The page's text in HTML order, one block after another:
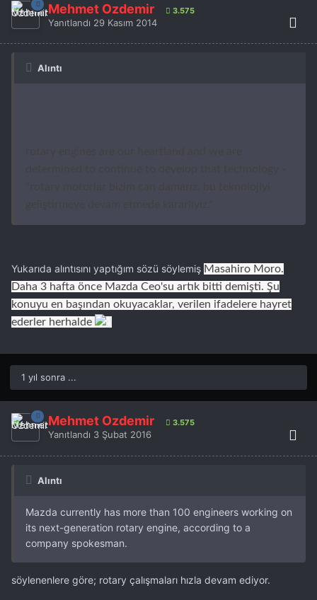
Mehmet Özdemir 3.575
Yanıtlandı 29 Kasım 2014
Alıntı
Yukarıda alıntısını yaptığım sözü söylemiş Masahiro Moro.
Daha 3 hafta önce Mazda Ceo'su artık bitti demişti. Şu
konuyu en başından okuyacaklar, verilen ifadelere hayret
ederler herhalde
1 yıl sonra ...
Mehmet Özdemir 3.575
Yanıtlandı 3 Şubat 2016
Alıntı
Mazda currently has more than 100 engineers working on
its next-generation rotary engine, according to a
company spokesman.
söylenenlere göre; rotary çalışmaları hızla devam ediyor.